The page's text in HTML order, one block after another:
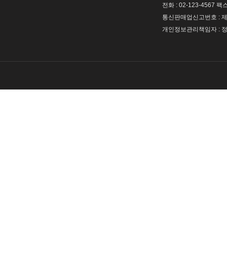
전화 : 02-123-4567 팩
통신판매업신고번호 :
개인정보관리책임자 :